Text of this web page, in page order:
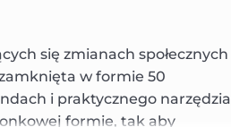
się zmianach społecznych
w formie 50
i praktycznego narzędzia
formie, tak aby